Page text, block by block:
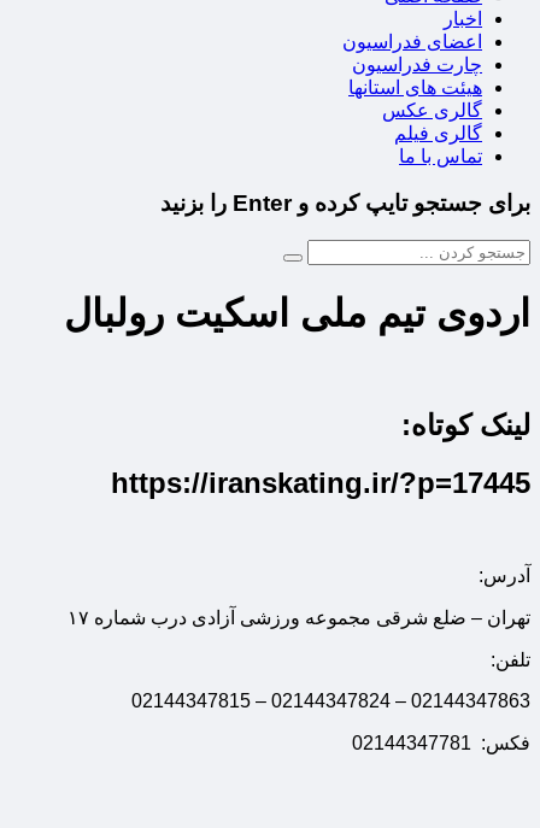
اخبار
اعضای فدراسیون
چارت فدراسیون
هیئت های استانها
گالری عکس
گالری فیلم
تماس با ما
برای جستجو تایپ کرده و Enter را بزنید
اردوی تیم ملی اسکیت رولبال
لینک کوتاه:
https://iranskating.ir/?p=17445
آدرس:
تهران – ضلع شرقی مجموعه ورزشی آزادی درب شماره ۱۷
تلفن:
02144347863 – 02144347824 – 02144347815
فکس: 02144347781